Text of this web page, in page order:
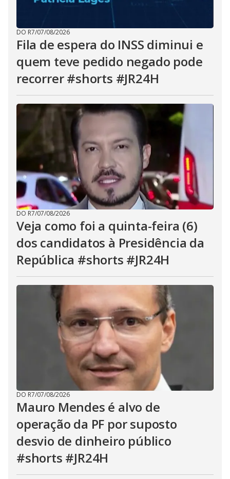
DO R7/07/08/2026
Fila de espera do INSS diminui e
quem teve pedido negado pode
recorrer #shorts #JR24H
DO R7/07/08/2026
Veja como foi a quinta-feira (6)
dos candidatos à Presidência da
República #shorts #JR24H
DO R7/07/08/2026
Mauro Mendes é alvo de
operação da PF por suposto
desvio de dinheiro público
#shorts #JR24H